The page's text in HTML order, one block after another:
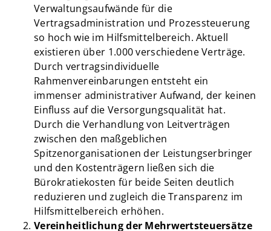
Verwaltungsaufwände für die
Vertragsadministration und Prozessteuerung
so hoch wie im Hilfsmittelbereich. Aktuell
existieren über 1.000 verschiedene Verträge.
Durch vertragsindividuelle
Rahmenvereinbarungen entsteht ein
immenser administrativer Aufwand, der keinen
Einfluss auf die Versorgungsqualität hat.
Durch die Verhandlung von Leitverträgen
zwischen den maßgeblichen
Spitzenorganisationen der Leistungserbringer
und den Kostenträgern ließen sich die
Bürokratiekosten für beide Seiten deutlich
reduzieren und zugleich die Transparenz im
Hilfsmittelbereich erhöhen.
Vereinheitlichung der Mehrwertsteuersätze